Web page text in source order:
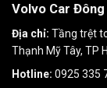
Volvo Car
Địa chỉ: Tầng trệt
Thạnh Mỹ Tây, TP
Hotline: 0925 335